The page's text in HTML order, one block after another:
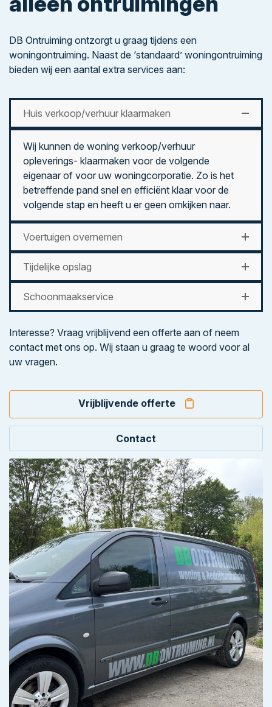
DB Ontruiming ontzorgt u graag tijdens een
woningontruiming. Naast de ‘standaard’ woningontruiming
bieden wij een aantal extra services aan:
Huis verkoop/verhuur klaarmaken
Wij kunnen de woning verkoop/verhuur
opleverings- klaarmaken voor de volgende
eigenaar of voor uw woningcorporatie. Zo is het
betreffende pand snel en efficiënt klaar voor de
volgende stap en heeft u er geen omkijken naar.
Voertuigen overnemen
Tijdelijke opslag
Schoonmaakservice
Interesse? Vraag vrijblijvend een offerte aan of neem
contact met ons op. Wij staan u graag te woord voor al
uw vragen.
Vrijblijvende offerte
Contact